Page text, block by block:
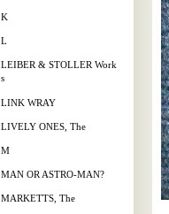
K
L
LEIBER & STOLLER Work
s
LINK WRAY
LIVELY ONES, The
M
MAN OR ASTRO-MAN?
MARKETTS, The